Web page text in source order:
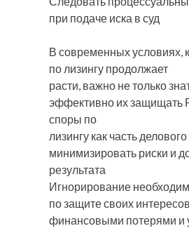
при подаче иска в суд
В современных условиях,
по лизингу продолжает
расти, важно не только
эффективно их защищать
споры по
лизингу как часть
минимизировать риски и
результата
Игнорирование
по защите своих
финансовыми потерями и